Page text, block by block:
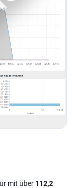
mit über 112,2